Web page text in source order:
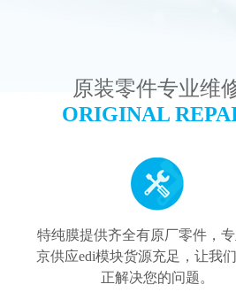
原装零件专业维
ORIGINAL
特纯膜提供齐全有原厂零件，
京供应edi模块货源充足，让我
正解决您的问题。